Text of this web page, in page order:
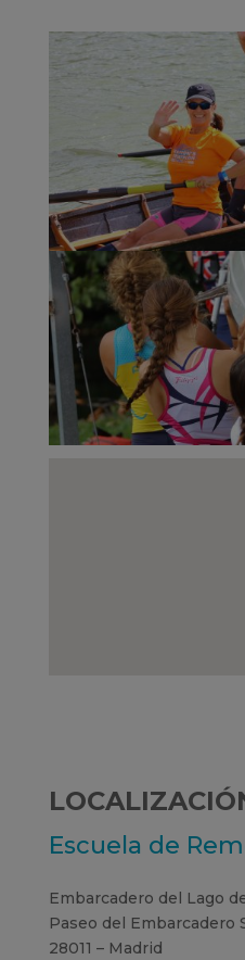
Escuela de
Embarcadero del Lago
Paseo del Embarcadero
28011 – Madrid